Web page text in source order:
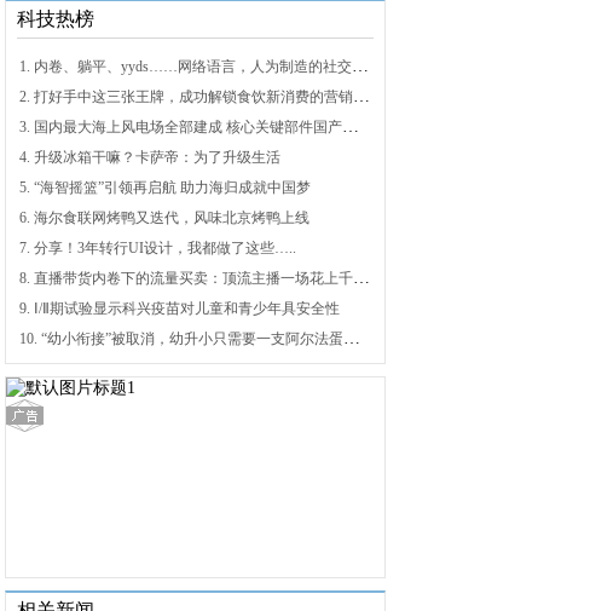
科技热榜
1. 内卷、躺平、yyds……网络语言，人为制造的社交屏障？
2. 打好手中这三张王牌，成功解锁食饮新消费的营销密码
3. 国内最大海上风电场全部建成 核心关键部件国产化攻关未来可期
4. 升级冰箱干嘛？卡萨帝：为了升级生活
5. “海智摇篮”引领再启航 助力海归成就中国梦
6. 海尔食联网烤鸭又迭代，风味北京烤鸭上线
7. 分享！3年转行UI设计，我都做了这些…..
8. 直播带货内卷下的流量买卖：顶流主播一场花上千万元，红利消退焦虑暴增
9. Ⅰ/Ⅱ期试验显示科兴疫苗对儿童和青少年具安全性
10. “幼小衔接”被取消，幼升小只需要一支阿尔法蛋词典笔